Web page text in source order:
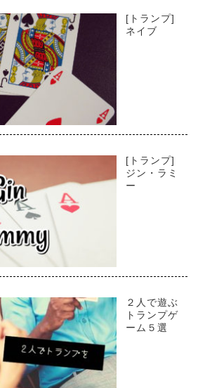
[トランプ]
ネイブ
[トランプ]
ジン・ラミ
ー
２人で遊ぶ
トランプゲ
ーム５選